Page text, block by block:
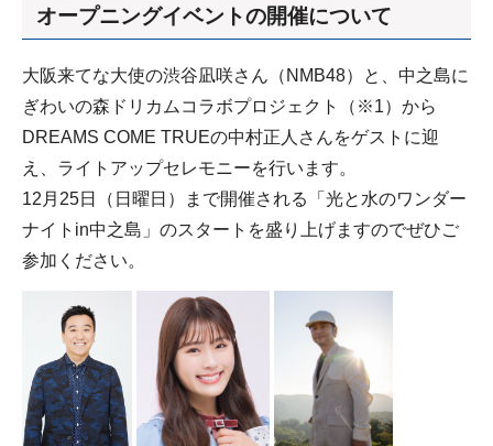
オープニングイベントの開催について
大阪来てな大使の渋谷凪咲さん（NMB48）と、中之島に
ぎわいの森ドリカムコラボプロジェクト（※1）から
DREAMS COME TRUEの中村正人さんをゲストに迎
え、ライトアップセレモニーを行います。
12月25日（日曜日）まで開催される「光と水のワンダー
ナイトin中之島」のスタートを盛り上げますのでぜひご
参加ください。